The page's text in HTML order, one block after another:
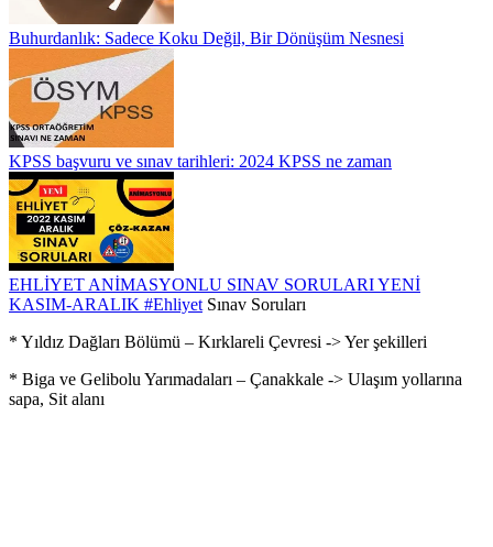
Buhurdanlık: Sadece Koku Değil, Bir Dönüşüm Nesnesi
KPSS başvuru ve sınav tarihleri: 2024 KPSS ne zaman
EHLİYET ANİMASYONLU SINAV SORULARI YENİ
KASIM-ARALIK #Ehliyet Sınav Soruları
* Yıldız Dağları Bölümü – Kırklareli Çevresi -> Yer şekilleri
* Biga ve Gelibolu Yarımadaları – Çanakkale -> Ulaşım yollarına
sapa, Sit alanı